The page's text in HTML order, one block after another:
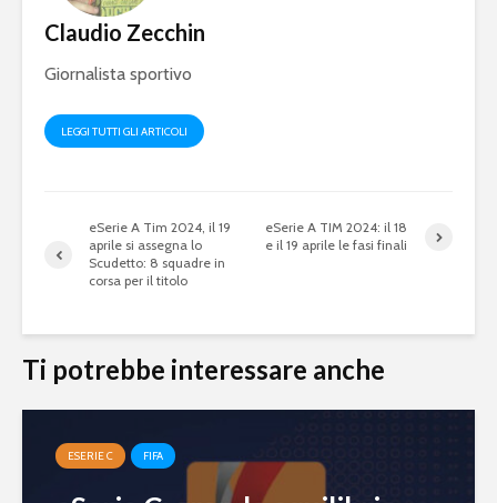
Claudio Zecchin
Giornalista sportivo
LEGGI TUTTI GLI ARTICOLI
eSerie A Tim 2024, il 19
aprile si assegna lo
Scudetto: 8 squadre in
corsa per il titolo
eSerie A TIM 2024: il 18
e il 19 aprile le fasi finali
Ti potrebbe interessare anche
ESERIE C FIFA
squadra per la
eSerie A
metà settembre la
v4.0.0, ma non sarà
Mondiali di
dollari
Fifa 20: Cristiano